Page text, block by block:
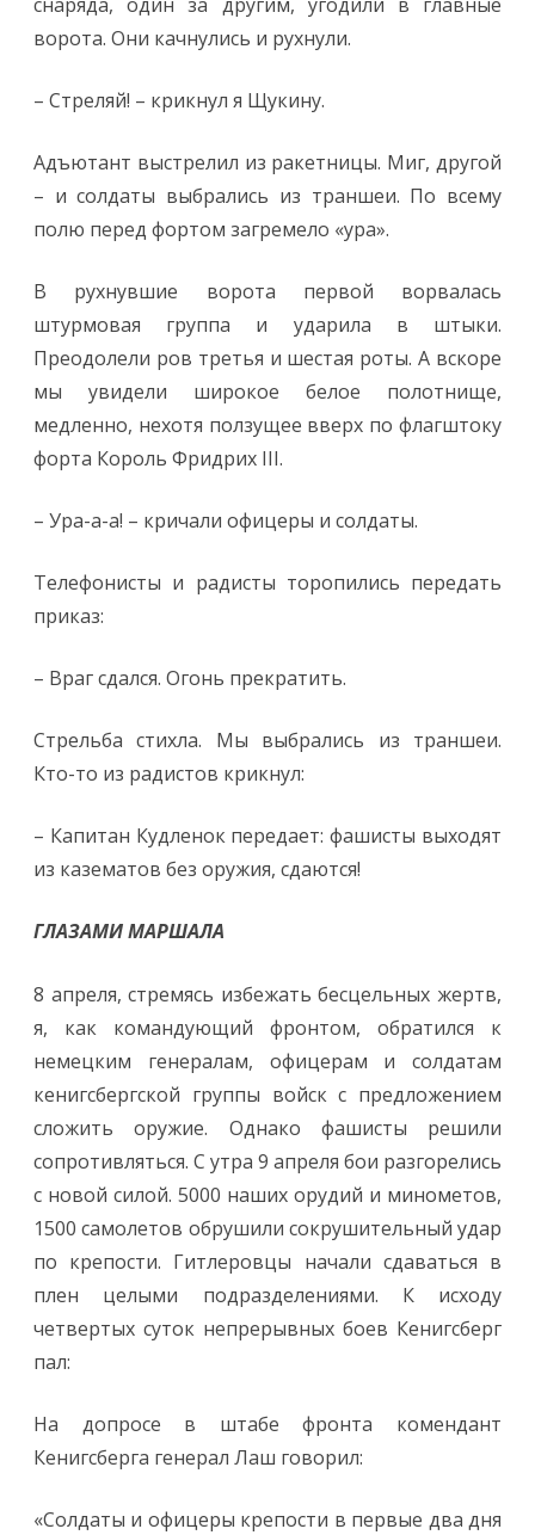
ворота. Они качнулись и рухнули.
– Стреляй! – крикнул я Щукину.
Адъютант выстрелил из ракетницы. Миг, другой
– и солдаты выбрались из траншеи. По всему
полю перед фортом загремело «ура».
В рухнувшие ворота первой ворвалась
штурмовая группа и ударила в штыки.
Преодолели ров третья и шестая роты. А вскоре
мы увидели широкое белое полотнище,
медленно, нехотя ползущее вверх по флагштоку
форта Король Фридрих III.
– Ура-а-а! – кричали офицеры и солдаты.
Телефонисты и радисты торопились передать
приказ:
– Враг сдался. Огонь прекратить.
Стрельба стихла. Мы выбрались из траншеи.
Кто-то из радистов крикнул:
– Капитан Кудленок передает: фашисты выходят
из казематов без оружия, сдаются!
ГЛАЗАМИ МАРШАЛА
8 апреля, стремясь избежать бесцельных жертв,
я, как командующий фронтом, обратился к
немецким генералам, офицерам и солдатам
кенигсбергской группы войск с предложением
сложить оружие. Однако фашисты решили
сопротивляться. С утра 9 апреля бои разгорелись
с новой силой. 5000 наших орудий и минометов,
1500 самолетов обрушили сокрушительный удар
по крепости. Гитлеровцы начали сдаваться в
плен целыми подразделениями. К исходу
четвертых суток непрерывных боев Кенигсберг
пал:
На допросе в штабе фронта комендант
Кенигсберга генерал Лаш говорил:
«Солдаты и офицеры крепости в первые два дня